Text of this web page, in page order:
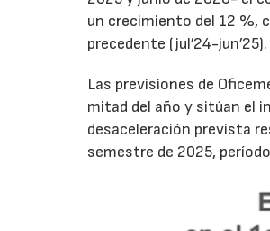
un crecimiento del 12 %,
precedente (jul’24-jun’25).
Las previsiones de
mitad del año y sitúan el
desaceleración prevista
semestre de 2025,